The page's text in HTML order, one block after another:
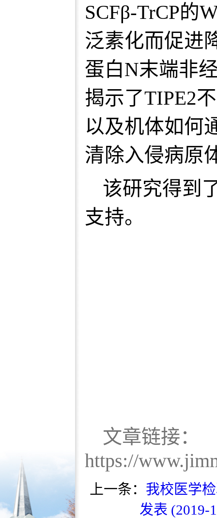
SCFβ-TrCP的
泛素化而促进
蛋白N末端非
揭示了TIPE2
以及机体如何
清除入侵病原
该研究得到
支持。
文章链接：
https://
上一条： 我校医学
发表 (2019-